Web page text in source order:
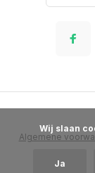
Algemene
Ja